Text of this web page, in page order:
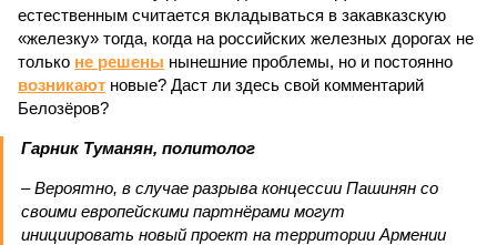
естественным считается вкладываться в закавказскую
«железку» тогда, когда на российских железных дорогах не
только не решены нынешние проблемы, но и постоянно
возникают новые? Даст ли здесь свой комментарий
Белозёров?
Гарник Туманян, политолог
– Вероятно, в случае разрыва концессии Пашинян со
своими европейскими партнёрами могут
инициировать новый проект на территории Армении